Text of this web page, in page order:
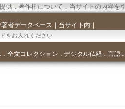
供．著作権について．当サイトの内容を
著者データベース ｜ 当サイト内 ｜
． 全文コレクション ． デジタル仏経． 言語